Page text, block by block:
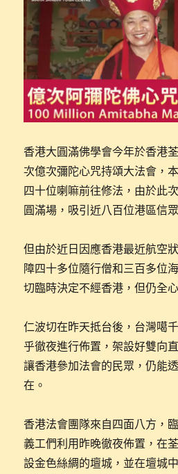
香港大圓滿佛學會今年於香港
次億次彌陀心咒持頌大法會，
四十位喇嘛前往修法，由於此
圓滿場，吸引近八百位港區信
但由於近日因應香港最近航空
障四十多位隨行僧和三百多位
切臨時決定不經香港，但仍全
仁波切在昨天抵台後，台灣噶
乎徹夜進行佈置，架設好雙向
讓香港參加法會的民眾，仍能
在。
香港法會團隊來自四面八方，
義工們利用昨晚徹夜佈置，在
設金色絲綢的壇城，並在壇城